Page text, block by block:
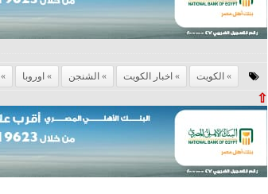
الكويت اخبار الكويت الشنجن اوروبا
⇧